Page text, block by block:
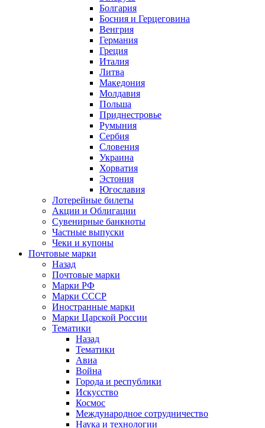
Болгария
Босния и Герцеговина
Венгрия
Германия
Греция
Италия
Литва
Македония
Молдавия
Польша
Приднестровье
Румыния
Сербия
Словения
Украина
Хорватия
Эстония
Югославия
Лотерейные билеты
Акции и Облигации
Сувенирные банкноты
Частные выпуски
Чеки и купоны
Почтовые марки
Назад
Почтовые марки
Марки РФ
Марки СССР
Иностранные марки
Марки Царской России
Тематики
Назад
Тематики
Авиа
Война
Города и республики
Искусство
Космос
Международное сотрудничество
Наука и технологии